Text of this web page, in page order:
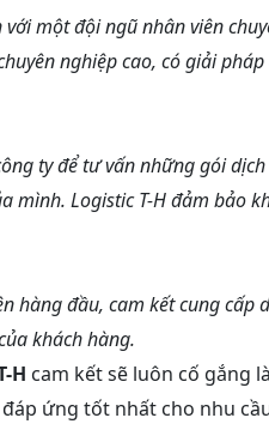
một đội ngũ nhân viên
nghiệp cao, có giải pháp
ty để tư vấn những gói
mình. Logistic T-H đảm bảo
hàng đầu, cam kết cung cấp
khách hàng.
H cam kết sẽ luôn cố gắng
đáp ứng tốt nhất cho nhu